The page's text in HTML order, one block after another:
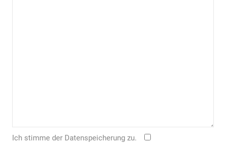
Ich stimme der Datenspeicherung zu.